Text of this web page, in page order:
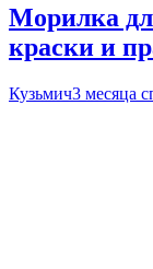
Морилка
краски и
Кузьмич3 месяца